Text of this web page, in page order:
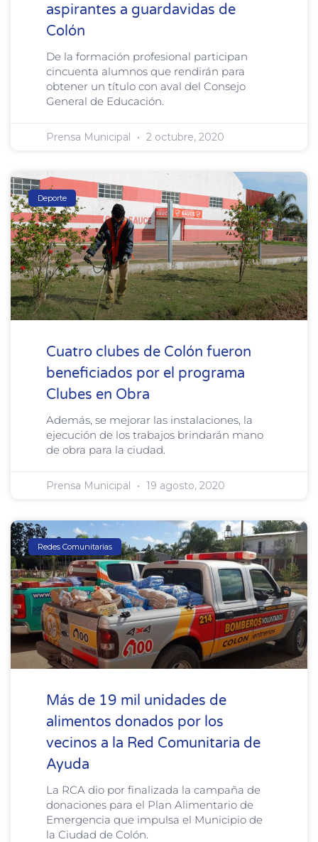
aspirantes a guardavidas de
Colón
De la formación profesional participan
cincuenta alumnos que rendirán para
obtener un título con aval del Consejo
General de Educación.
Prensa Municipal 2 octubre, 2020
Deporte
Cuatro clubes de Colón fueron
beneficiados por el programa
Clubes en Obra
Además, se mejorar las instalaciones, la
ejecución de los trabajos brindarán mano
de obra para la ciudad.
Prensa Municipal 19 agosto, 2020
Redes Comunitarias
Más de 19 mil unidades de
alimentos donados por los
vecinos a la Red Comunitaria de
Ayuda
La RCA dio por finalizada la campaña de
donaciones para el Plan Alimentario de
Emergencia que impulsa el Municipio de
la Ciudad de Colón.